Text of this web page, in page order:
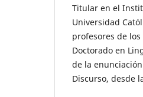
Titular en el
Universidad
profesores de
Doctorado en
de la
Discurso, desde